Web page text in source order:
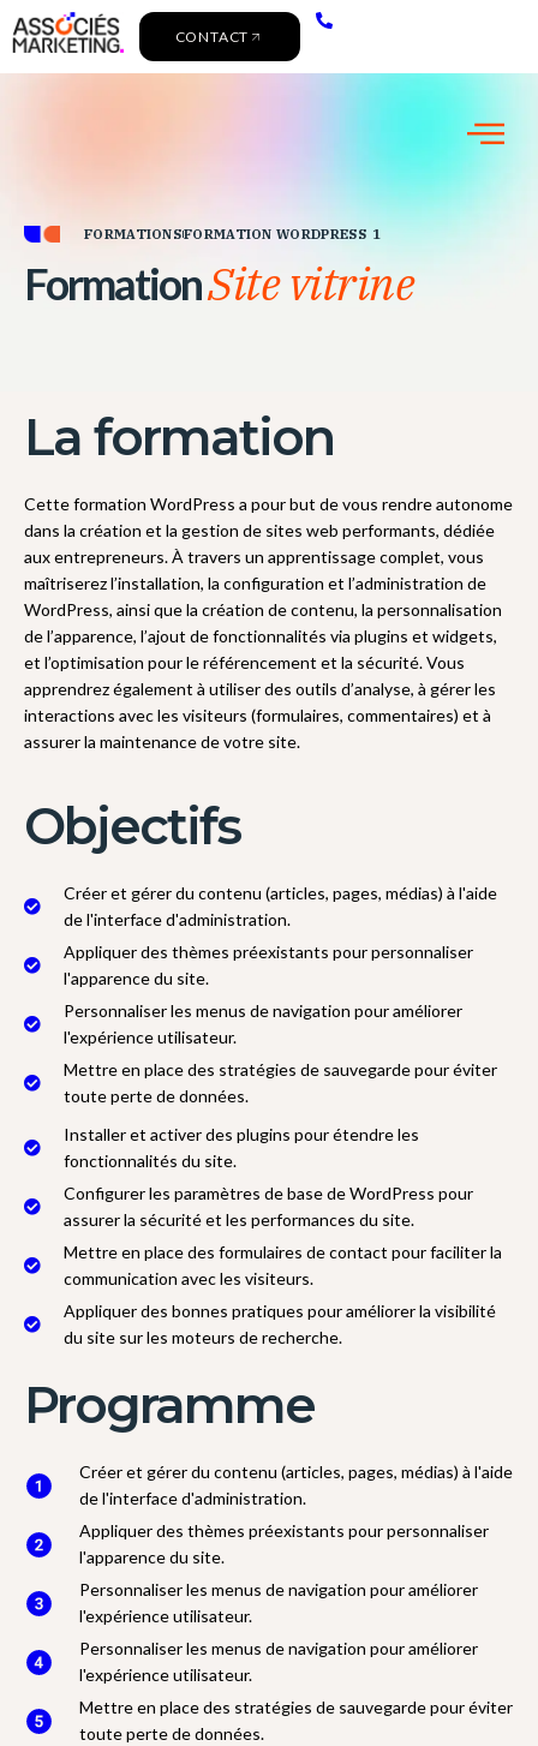
CONTACT
FORMATIONSFORMATION WORDPRESS 1
FormationSite vitrine
La formation
Cette formation WordPress a pour but de vous rendre autonome
dans la création et la gestion de sites web performants, dédiée
aux entrepreneurs. À travers un apprentissage complet, vous
maîtriserez l’installation, la configuration et l’administration de
WordPress, ainsi que la création de contenu, la personnalisation
de l’apparence, l’ajout de fonctionnalités via plugins et widgets,
et l’optimisation pour le référencement et la sécurité. Vous
apprendrez également à utiliser des outils d’analyse, à gérer les
interactions avec les visiteurs (formulaires, commentaires) et à
assurer la maintenance de votre site.
Objectifs
Créer et gérer du contenu (articles, pages, médias) à l'aide
de l'interface d'administration.
Appliquer des thèmes préexistants pour personnaliser
l'apparence du site.
Personnaliser les menus de navigation pour améliorer
l'expérience utilisateur.
Mettre en place des stratégies de sauvegarde pour éviter
toute perte de données.
Installer et activer des plugins pour étendre les
fonctionnalités du site.
Configurer les paramètres de base de WordPress pour
assurer la sécurité et les performances du site.
Mettre en place des formulaires de contact pour faciliter la
communication avec les visiteurs.
Appliquer des bonnes pratiques pour améliorer la visibilité
du site sur les moteurs de recherche.
Programme
Créer et gérer du contenu (articles, pages, médias) à l'aide
de l'interface d'administration.
Appliquer des thèmes préexistants pour personnaliser
l'apparence du site.
Personnaliser les menus de navigation pour améliorer
l'expérience utilisateur.
Personnaliser les menus de navigation pour améliorer
l'expérience utilisateur.
Mettre en place des stratégies de sauvegarde pour éviter
toute perte de données.